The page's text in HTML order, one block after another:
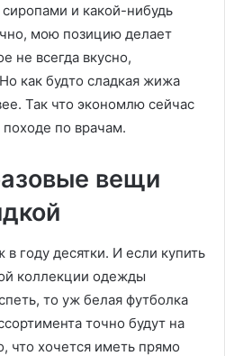
и какой-нибудь
мою позицию делает
не всегда вкусно,
как будто сладкая жижа
Так что экономлю сейчас
по врачам.
вещи
году десятки. И если купить
коллекции одежды
то уж белая футболка
точно будут на
что хочется иметь прямо